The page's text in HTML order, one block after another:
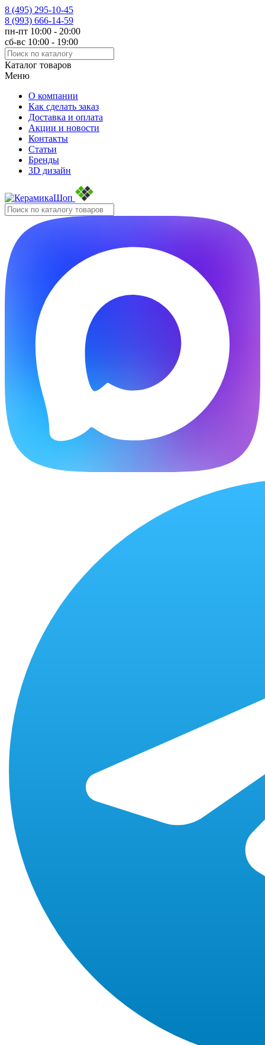
8 (495) 295-10-45
8 (993) 666-14-59
пн-пт 10:00 - 20:00
сб-вс 10:00 - 19:00
Каталог товаров
Меню
О компании
Как сделать заказ
Доставка и оплата
Акции и новости
Контакты
Статьи
Бренды
3D дизайн